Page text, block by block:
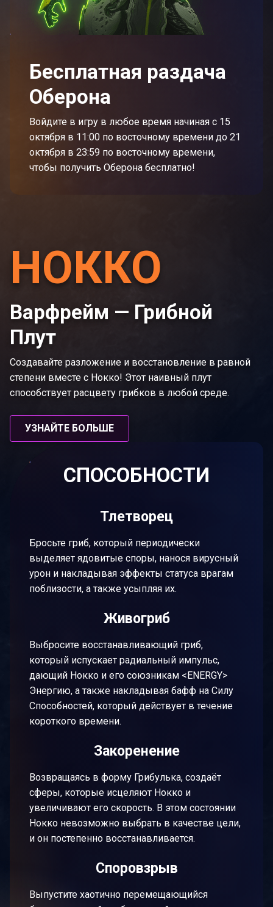
Бесплатная раздача
Оберона
Войдите в игру в любое время начиная с 15
октября в 11:00 по восточному времени до 21
октября в 23:59 по восточному времени,
чтобы получить Оберона бесплатно!
НОККО
Варфрейм — Грибной
Плут
Создавайте разложение и восстановление в равной
степени вместе с Нокко! Этот наивный плут
способствует расцвету грибков в любой среде.
УЗНАЙТЕ БОЛЬШЕ
СПОСОБНОСТИ
Тлетворец
Бросьте гриб, который периодически
выделяет ядовитые споры, нанося вирусный
урон и накладывая эффекты статуса врагам
поблизости, а также усыпляя их.
Живогриб
Выбросите восстанавливающий гриб,
который испускает радиальный импульс,
дающий Нокко и его союзникам <ENERGY>
Энергию, а также накладывая бафф на Силу
Способностей, который действует в течение
короткого времени.
Закоренение
Возвращаясь в форму Грибулька, создаёт
сферы, которые исцеляют Нокко и
увеличивают его скорость. В этом состоянии
Нокко невозможно выбрать в качестве цели,
и он постепенно восстанавливается.
Споровзрыв
Выпустите хаотично перемещающийся